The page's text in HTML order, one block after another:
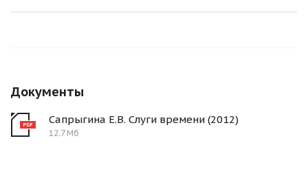
Документы
Сапрыгина Е.В. Слуги времени (2012)
12.7 Мб